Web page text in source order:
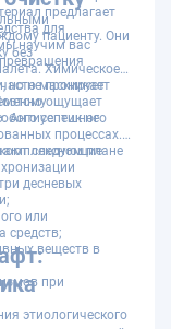
предлагает
для
научим вас
пациенту. Они
без
Химическое
но не проникает
успешного
маскирует
ощущает
Антисептик не
процессах.
плане
следующие
десневых
или
средств;
веществ в
при
этиологического